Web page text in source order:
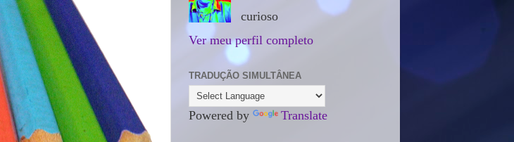
curioso
Ver meu perfil completo
TRADUÇÃO SIMULTÂNEA
Powered by Translate